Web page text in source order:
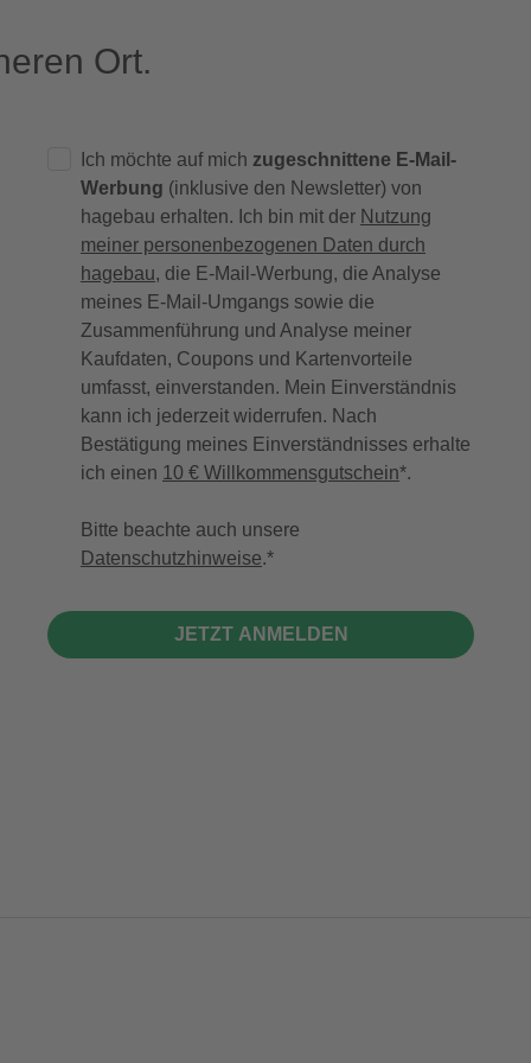
Ort.
Ich möchte auf mich zugeschnittene E-Mail-
Werbung (inklusive den Newsletter) von
hagebau erhalten. Ich bin mit der Nutzung
meiner personenbezogenen Daten durch
hagebau, die E-Mail-Werbung, die Analyse
meines E-Mail-Umgangs sowie die
Zusammenführung und Analyse meiner
Kaufdaten, Coupons und Kartenvorteile
umfasst, einverstanden. Mein Einverständnis
kann ich jederzeit widerrufen. Nach
Bestätigung meines Einverständnisses erhalte
ich einen 10 € Willkommensgutschein*.
Bitte beachte auch unsere
Datenschutzhinweise.
JETZT ANMELDEN